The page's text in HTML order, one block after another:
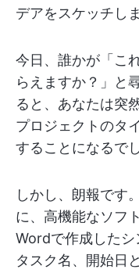
デアをスケッチし
今日、誰かが「こ
らえますか？」と
ると、あなたは突
プロジェクトのタ
することになるで
しかし、朗報です
に、高機能なソフ
Wordで作成したシ
タスク名、開始日